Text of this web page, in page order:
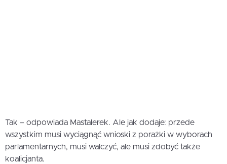
Tak – odpowiada Mastalerek. Ale jak dodaje: przede
wszystkim musi wyciągnąć wnioski z porażki w wyborach
parlamentarnych, musi walczyć, ale musi zdobyć także
koalicjanta.